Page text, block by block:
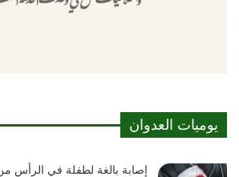
يوميات العدوان
إصابة بالغة لطفلة في الرأس